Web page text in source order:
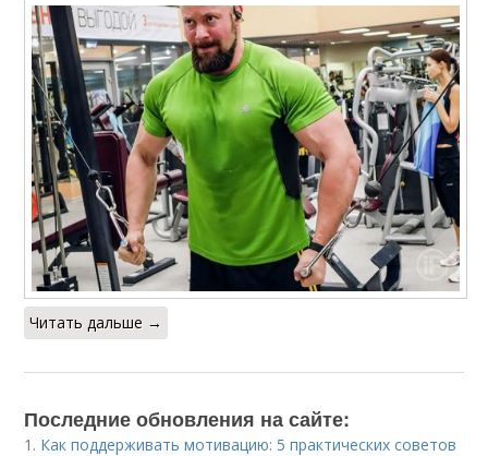
Читать дальше →
Последние обновления на сайте:
1. Как поддерживать мотивацию: 5 практических советов